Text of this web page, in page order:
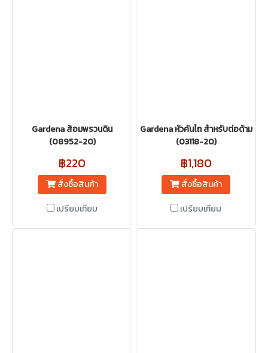
Gardena ส้อมพรวนดิน
(08952-20)
฿220
สั่งซื้อสินค้า
เปรียบเทียบ
Gardena หัวคันไถ สําหรับต่อด้าม
(03118-20)
฿1,180
สั่งซื้อสินค้า
เปรียบเทียบ